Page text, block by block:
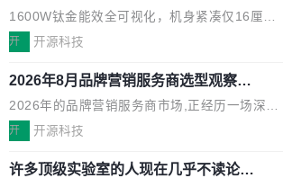
现有产品的天花板 我用过不少 AI 浏览器插件。
刚开始觉得都挺好——选中一段文字，弹出解
要。但用久了你会发现，它们本质上都是同一类
东西：一个带网页上下文的聊天框。 它们能读取
页面的文本，然后把文本丢给大模型，再返回一
段回答。仅此而已。 这当然有用，但总觉得差点
意思。比如我在一个后台管理系统里，需要填50
源：为发烧级主机与本地AI算力打造旗
舰供电方案
1600W钛金能效全可视化，机身紧凑仅16厘米
继2026台北电脑展首度亮相后，技嘉科技近日正
电源专为发烧级DIY主机与本地AI算力平台打
造，整机长度仅16厘米，提供1600W额定功率
与80PLUS钛金能效；支持ATX 3.1与PCIe 5.1
规范，结合服务器级元件、完善供电线材与内置
实时LCD监控屏，可充分满足当下高阶PC主机
开 开源科技
2026年8月品牌营销服务商选型观察：
从流量思维到品牌资产思维的范式转移
2026年的品牌营销服务商市场,正经历一场深刻
的价值重构。全球全案品牌代理机构市场从2025
复合增长率达5.44%,预计2032年将突破120亿美
开 开源科技
许多顶级实验室的人现在几乎不读论文